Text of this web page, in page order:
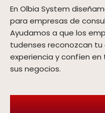
En Olbia System
para empresas de
Ayudamos a que los
tudenses reconozcan
experiencia y confíen
sus negocios.